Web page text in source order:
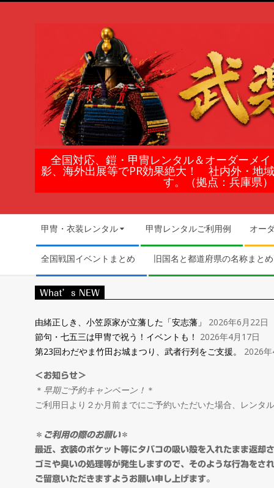
鎧
甲
冑
の
レ
ン
タ
ル
＆
オ
全国対応、鎧・甲冑レンタル＆オーダーメ
影、海外出展等でPR効果絶大！ 社内外・地
す。（拠点：兵庫県）
Navigation
Menu
甲冑・衣装レンタル 甲冑レンタルご利用例 オー
全国戦国イベントまとめ 旧国名と都道府県の名称まとめ
What’s NEW
由緒正しき、小笠原家が立藩した「安志藩」
2026年6月22日
節句・七五三は甲冑で祝う！イベントも！ 2026年4月17日
第23回わだやま竹田お城まつり、武者行列をご支援。
2026
＜お知らせ＞
＊ 早期ご予約キャンペーン！ ＊
ご利用日より２か月前までにご予約いただいた場合、レン
＊ ご利用の際のお願い＊
最近、衣装のポケット等にタバコの吸い殻を入れたまま返却
ゴミや臭いの処理等が発生しますので、そのような行為をさ
ご留意いただきますようお願い申し上げます。